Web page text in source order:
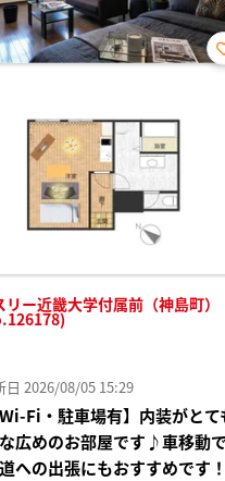
リー近畿大学付属前（神島町）
日 2026/08/05 15:29
Wi-Fi・駐車場有】内装がとて
広めのお部屋です♪車移動
への出張にもおすすめです！